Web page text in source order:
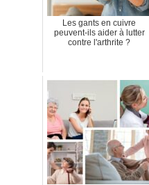
Les gants en cuivre
peuvent-ils aider à lutter
contre l'arthrite ?